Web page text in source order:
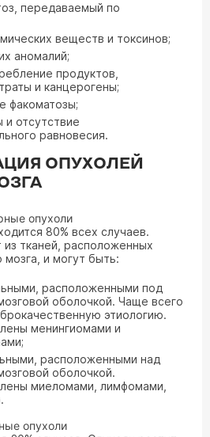
передаваемый по
веществ и токсинов;
аномалий;
продуктов,
и канцерогены;
факоматозы;
отсутствие
равновесия.
ОПУХОЛЕЙ
опухоли
80% всех случаев.
тканей, расположенных
мозга, и могут быть:
расположенными под
оболочкой. Чаще всего
этиологию.
менингиомами и
расположенными над
оболочкой.
миеломами, лимфомами,
опухоли